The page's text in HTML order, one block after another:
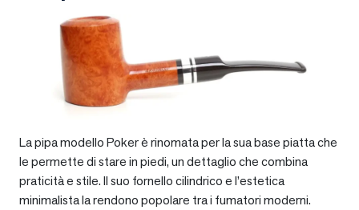
La pipa modello Poker è rinomata per la sua base piatta che
le permette di stare in piedi, un dettaglio che combina
praticità e stile. Il suo fornello cilindrico e l’estetica
minimalista la rendono popolare tra i fumatori moderni.